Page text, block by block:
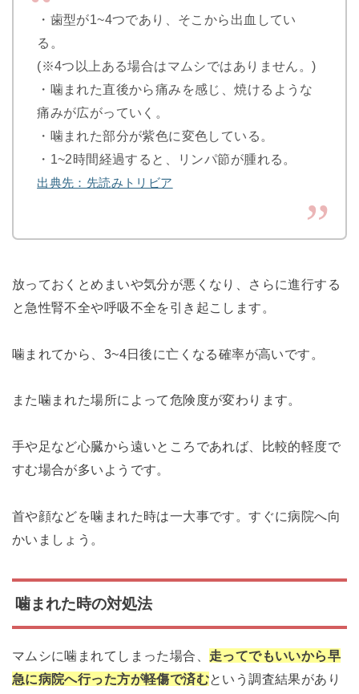
・歯型が1~4つであり、そこから出血してい
る。
(※4つ以上ある場合はマムシではありません。)
・噛まれた直後から痛みを感じ、焼けるような
痛みが広がっていく。
・噛まれた部分が紫色に変色している。
・1~2時間経過すると、リンパ節が腫れる。
出典先：先読みトリビア
放っておくとめまいや気分が悪くなり、さらに進行する
と急性腎不全や呼吸不全を引き起こします。
噛まれてから、3~4日後に亡くなる確率が高いです。
また噛まれた場所によって危険度が変わります。
手や足など心臓から遠いところであれば、比較的軽度で
すむ場合が多いようです。
首や顔などを噛まれた時は一大事です。すぐに病院へ向
かいましょう。
噛まれた時の対処法
マムシに噛まれてしまった場合、 走ってでもいいから早
急に病院へ行った方が軽傷で済むという調査結果があり